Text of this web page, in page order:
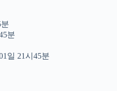
분
일 21시45분